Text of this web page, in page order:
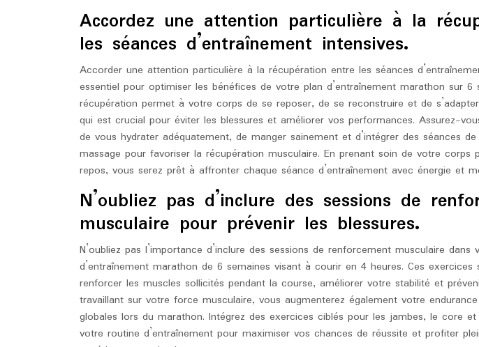
Accordez une attention particulière à la
les séances d’entraînement intensives.
Accorder une attention particulière à la récupération entre les séances
essentiel pour optimiser les bénéfices de votre plan d’entraînement marathon sur 6
récupération permet à votre corps de se reposer, de se reconstruire et de
qui est crucial pour éviter les blessures et améliorer vos performances. Assurez-
de vous hydrater adéquatement, de manger sainement et d’intégrer des séances
massage pour favoriser la récupération musculaire. En prenant soin de votre corps
repos, vous serez prêt à affronter chaque séance d’entraînement avec énergie et
N’oubliez pas d’inclure des sessions de
musculaire pour prévenir les blessures.
N’oubliez pas l’importance d’inclure des sessions de renforcement musculaire dans
d’entraînement marathon de 6 semaines visant à courir en 4 heures. Ces exercices
renforcer les muscles sollicités pendant la course, améliorer votre stabilité et
travaillant sur votre force musculaire, vous augmenterez également votre
globales lors du marathon. Intégrez des exercices ciblés pour les jambes, le core
votre routine d’entraînement pour maximiser vos chances de réussite et profiter